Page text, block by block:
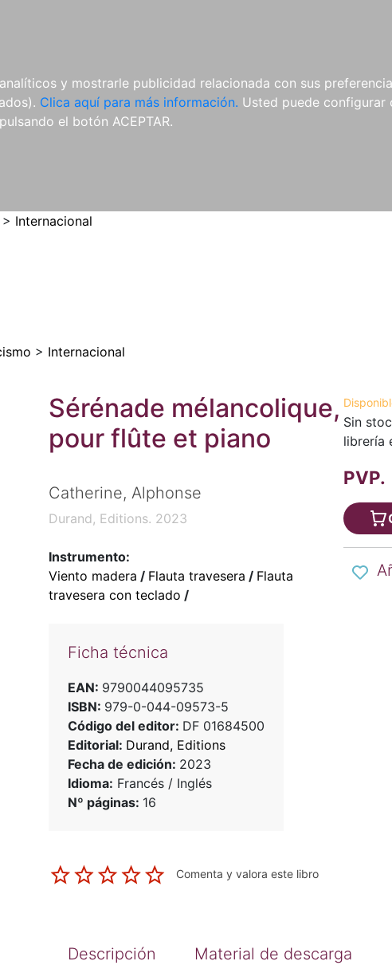
y mostrarle publicidad relacionada con sus
Clica aquí para más información. Usted puede configurar
el botón ACEPTAR.
REVISTAS
CDS Y
DVDS
MATERIAL
COMPLEMENTARIO
> Internacional
> Internacional
Sérénade mélancolique,
pour flûte et piano
Catherine, Alphonse
Durand, Editions. 2023
Instrumento:
Viento madera / Flauta travesera / Flauta
travesera con teclado /
Ficha técnica
EAN: 9790044095735
ISBN: 979-0-044-09573-5
Código del editor: DF 01684500
Editorial: Durand, Editions
Fecha de edición: 2023
Idioma: Francés / Inglés
Nº páginas: 16
Comenta y valora este libro
Sin
librería
PVP.
Descripción Material de descarga